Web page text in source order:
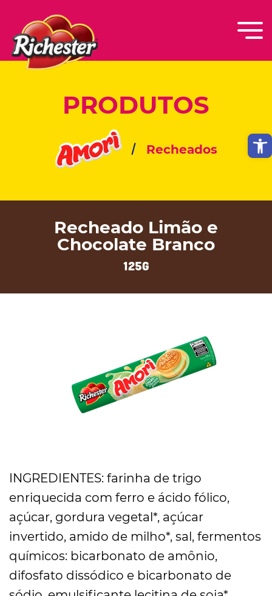
PRODUTOS
Recheados
Recheado Limão e
Chocolate Branco
125g
INGREDIENTES: farinha de trigo
enriquecida com ferro e ácido fólico,
açúcar, gordura vegetal*, açúcar
invertido, amido de milho*, sal, fermentos
químicos: bicarbonato de amônio,
difosfato dissódico e bicarbonato de